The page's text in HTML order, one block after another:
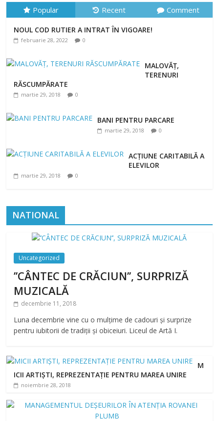
Popular Recent Comment
NOUL COD RUTIER A INTRAT ÎN VIGOARE!
februarie 28, 2022 0
MALOVĂȚ,
TERENURI
RĂSCUMPĂRATE
martie 29, 2018 0
BANI PENTRU PARCARE
martie 29, 2018 0
ACȚIUNE CARITABILĂ A
ELEVILOR
martie 29, 2018 0
NATIONAL
Uncategorized
’’CÂNTEC DE CRĂCIUN’’, SURPRIZĂ
MUZICALĂ
decembrie 11, 2018
Luna decembrie vine cu o mulțime de cadouri și surprize
pentru iubitorii de tradiții și obiceiuri. Liceul de Artă I.
M
ICII ARTIȘTI, REPREZENTAȚIE PENTRU MAREA UNIRE
noiembrie 28, 2018